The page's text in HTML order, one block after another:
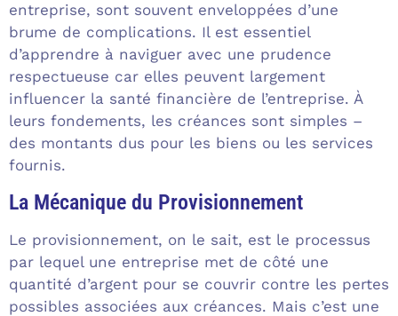
entreprise, sont souvent enveloppées d’une
brume de complications. Il est essentiel
d’apprendre à naviguer avec une prudence
respectueuse car elles peuvent largement
influencer la santé financière de l’entreprise. À
leurs fondements, les créances sont simples –
des montants dus pour les biens ou les services
fournis.
La Mécanique du Provisionnement
Le provisionnement, on le sait, est le processus
par lequel une entreprise met de côté une
quantité d’argent pour se couvrir contre les pertes
possibles associées aux créances. Mais c’est une